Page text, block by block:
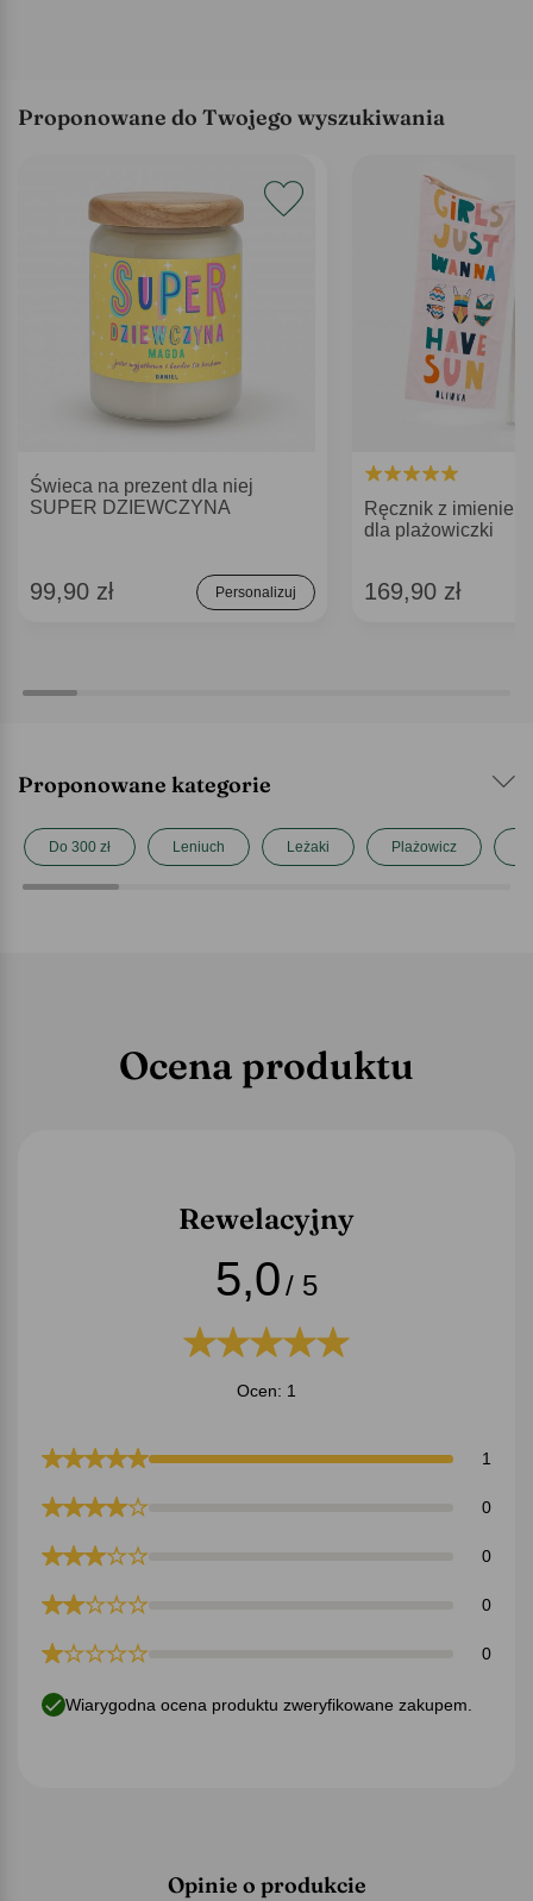
Proponowane do Twojego wyszukiwania
Świeca na prezent dla niej
SUPER DZIEWCZYNA
99,90 zł Personalizuj
Ręcznik z
dla plażowiczki
169,90 zł
Proponowane kategorie
Do 300 zł Leniuch Leżaki Plażowicz
Ocena produktu
Rewelacyjny
5,0/ 5
Ocen: 1
1
0
0
0
0
Wiarygodna ocena produktu zweryfikowane zakupem.
Opinie o produkcie